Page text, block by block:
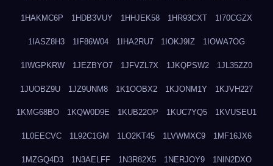
1HAKMC6P 1HDB3VUY 1HHJEK58 1HR93CXT 1I70CGZX
1IASZ8H3 1IF86W04 1IHA2RU7 1IOKJ9IZ 1IOWA7OG
1IWGPKRW 1JEZBYO7 1JFVZL7X 1JKQPSW2 1JL35ZZ0
1JUOBZ9U 1JZ9UNM8 1K1OOBX2 1KJONM1Y 1KJVH227
1KMG68BO 1KQW0D9E 1KUB22OP 1KUC7YQ5 1KVUSEU1
1L0EECVC 1L92C1GM 1LO2KT45 1LVWMXC9 1MF16JX6
1MZGQ4D3 1N3AELFF 1N3R82X5 1NERJOY9 1NIN2DXO